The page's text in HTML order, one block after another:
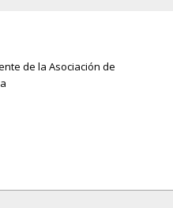
de la Asociación de